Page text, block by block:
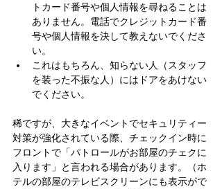
トカード番号や個人情報を尋ねることは
ありません。電話でクレジットカード番
号や個人情報を決して教えないでくださ
い。
これはもちろん、知らない人（スタッフ
を装った不振な人）にはドアをあけない
でください。
稀ですが、大きなイベントでセキュリティー
対策が強化されている際、チェックイン時に
フロントで「パトロールがお部屋のチェクに
入ります」と言われる場合があります。（ホ
テルの部屋のテレビスクリーンにも表示がで